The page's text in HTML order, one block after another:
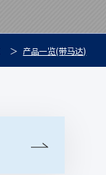
产品一览(带马达)